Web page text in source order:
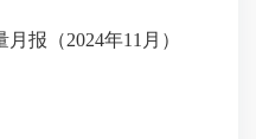
（2024年11月）